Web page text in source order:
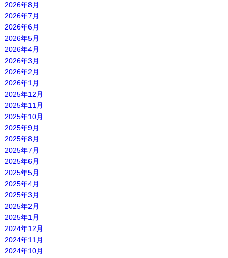
2026年8月
2026年7月
2026年6月
2026年5月
2026年4月
2026年3月
2026年2月
2026年1月
2025年12月
2025年11月
2025年10月
2025年9月
2025年8月
2025年7月
2025年6月
2025年5月
2025年4月
2025年3月
2025年2月
2025年1月
2024年12月
2024年11月
2024年10月